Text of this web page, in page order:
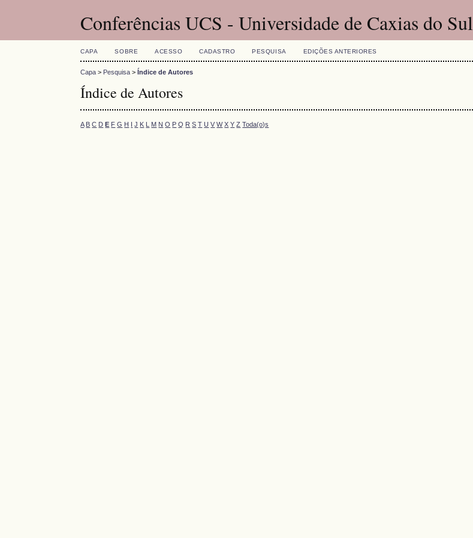
Conferências UCS - Universidade de Caxias do Sul
CAPA SOBRE ACESSO CADASTRO PESQUISA EDIÇÕES ANTERIORES
Capa > Pesquisa >Índice de Autores
Índice de Autores
A B C D E F G H I J K L M N O P Q R S T U V W X Y Z Toda(o)s